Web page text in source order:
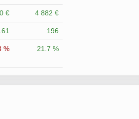
€ 4 882 €
196
% 21.7 %